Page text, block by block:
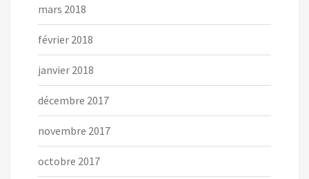
mars 2018
février 2018
janvier 2018
décembre 2017
novembre 2017
octobre 2017